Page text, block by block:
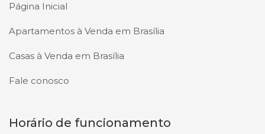
Página Inicial
Apartamentos à Venda em Brasília
Casas à Venda em Brasília
Fale conosco
Horário de funcionamento